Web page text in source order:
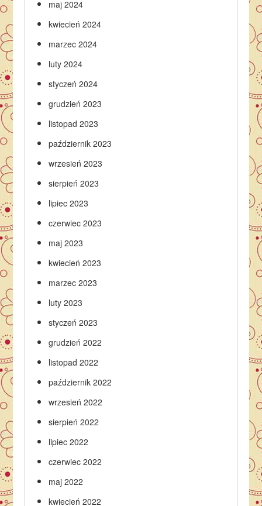
maj 2024
kwiecień 2024
marzec 2024
luty 2024
styczeń 2024
grudzień 2023
listopad 2023
październik 2023
wrzesień 2023
sierpień 2023
lipiec 2023
czerwiec 2023
maj 2023
kwiecień 2023
marzec 2023
luty 2023
styczeń 2023
grudzień 2022
listopad 2022
październik 2022
wrzesień 2022
sierpień 2022
lipiec 2022
czerwiec 2022
maj 2022
kwiecień 2022